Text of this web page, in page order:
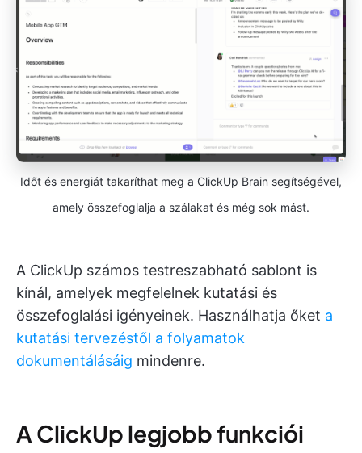
Időt és energiát takaríthat meg a ClickUp Brain segítségével,
amely összefoglalja a szálakat és még sok mást.
A ClickUp számos testreszabható sablont is
kínál, amelyek megfelelnek kutatási és
összefoglalási igényeinek. Használhatja őket a
kutatási tervezéstől a folyamatok
dokumentálásáig mindenre.
A ClickUp legjobb funkciói